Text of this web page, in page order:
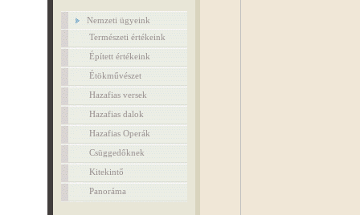
Nemzeti ügyeink
Természeti értékeink
Épített értékeink
Étökművészet
Hazafias versek
Hazafias dalok
Hazafias Operák
Csüggedőknek
Kitekintő
Panoráma